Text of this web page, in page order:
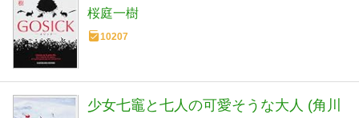
桜庭一樹
10207
少女七竈と七人の可愛そうな大人 (角川